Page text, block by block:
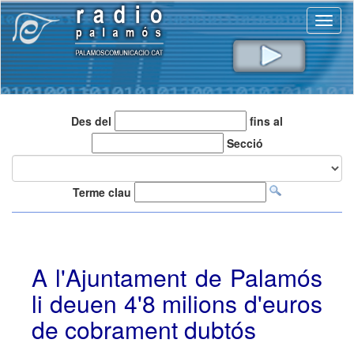
Des del
fins al
Secció
Terme clau
A l'Ajuntament de Palamós
li deuen 4'8 milions d'euros
de cobrament dubtós